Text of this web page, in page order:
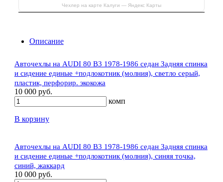
Чехлер на карте Калуги — Яндекс Карты
Описание
Авточехлы на AUDI 80 В3 1978-1986 седан Задняя спинка
и сидение единые +подлокотник (молния), светло серый,
пластик, перфорир. экокожа
10 000 руб.
комп
В корзину
Авточехлы на AUDI 80 В3 1978-1986 седан Задняя спинка
и сидение единые +подлокотник (молния), синяя точка,
синий, жаккард
10 000 руб.